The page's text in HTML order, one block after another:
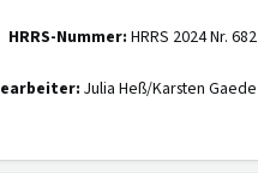
HRRS-Nummer: HRRS 2024 Nr. 682
Julia Heß/Karsten Gaede